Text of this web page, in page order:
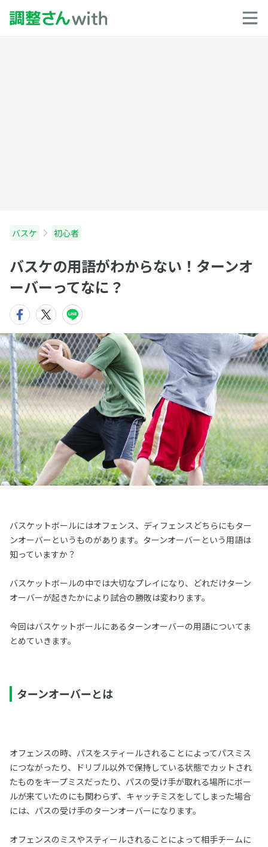
バスケ 初心者
バスケの用語がわからない！ターンオ
ーバーってなに？
バスケットボールにはオフェンス、ディフェンスどちらにもター
ンオーバーというものがあります。ターンオーバーという用語は
知っていますか？
バスケットボールの中では大切なプレイになり、どれだけターン
オーバーが起きたかにより試合の勝敗は変わります。
今回はバスケットボールにあるターンオーバーの用語についてま
とめていきます。
ターンオーバーとは
オフェンスの時、パスをスティールされることによってパスミス
につながったり、ドリブル以外で保持している状態でカットされ
たものをキープミスだったり、パスの受け手が取れる場所にボー
ルが来ていたのにも関わらず、キャッチミスをしてしまった場合
には、パスの受け手のターンオーバーになります。
オフェンスのミスやスティールされることによって相手チームに